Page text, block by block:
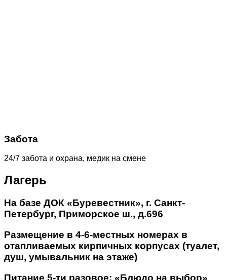
Забота
24/7 забота и охрана, медик на смене
Лагерь
На базе ДОК «Буревестник», г. Санкт-
Петербург, Приморское ш., д.696
Размещение в 4-6-местных номерах в
отапливаемых кирпичных корпусах (туалет,
душ, умывальник на этаже)
Питание 5-ти разовое: «Блюдо на выбор»